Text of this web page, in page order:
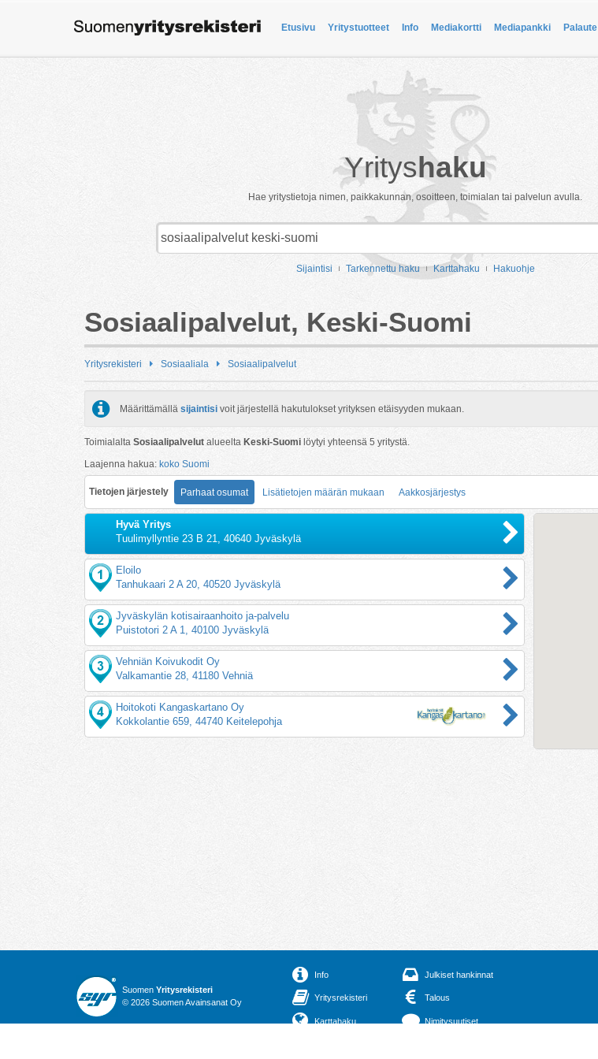
Etusivu Yritystuotteet Info Mediakortti Mediapankki Palaute
Yrityshaku
Hae yritystietoja nimen, paikkakunnan, osoitteen, toimialan tai palvelun avulla.
Sijaintisi Tarkennettu haku Karttahaku Hakuohje
Sosiaalipalvelut, Keski-Suomi
Yritysrekisteri Sosiaaliala Sosiaalipalvelut
Määrittämällä sijaintisi voit järjestellä hakutulokset yrityksen etäisyyden mukaan.
Toimialalta Sosiaalipalvelut alueelta Keski-Suomi löytyi yhteensä 5 yritystä.
Laajenna hakua: koko Suomi
Tietojen järjestely Parhaat osumat Lisätietojen määrän mukaan Aakkosjärjestys
Hyvä Yritys
Tuulimyllyntie 23 B 21, 40640 Jyväskylä
Eloilo
Tanhukaari 2 A 20, 40520 Jyväskylä
Jyväskylän kotisairaanhoito ja-palvelu
Puistotori 2 A 1, 40100 Jyväskylä
Vehniän Koivukodit Oy
Valkamantie 28, 41180 Vehniä
Hoitokoti Kangaskartano Oy
Kokkolantie 659, 44740 Keitelepohja
Suomen Yritysrekisteri
© 2026 Suomen Avainsanat Oy
Info
Yritysrekisteri
Karttahaku
Julkiset hankinnat
Talous
Nimitysuutiset